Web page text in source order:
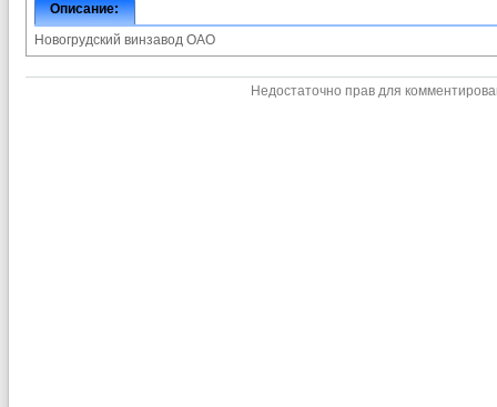
Описание:
Новогрудский винзавод ОАО
Недостаточно прав для